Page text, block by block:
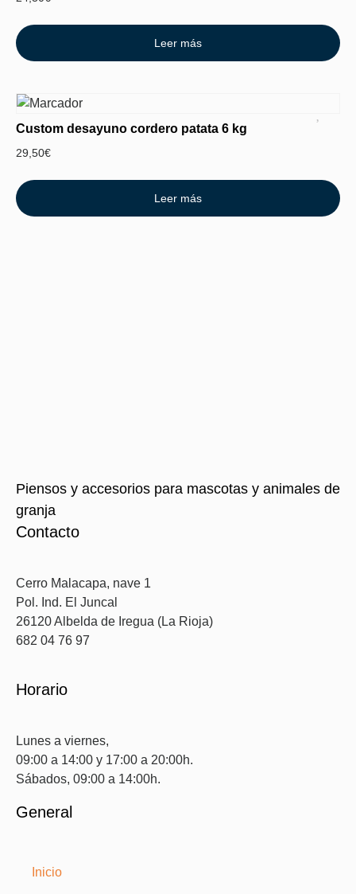
Leer más
Custom desayuno cordero patata 6 kg
29,50€
Leer más
Piensos y accesorios para mascotas y animales de
granja
Contacto
Cerro Malacapa, nave 1
Pol. Ind. El Juncal
26120 Albelda de Iregua (La Rioja)
682 04 76 97
Horario
Lunes a viernes,
09:00 a 14:00 y 17:00 a 20:00h.
Sábados, 09:00 a 14:00h.
General
Inicio